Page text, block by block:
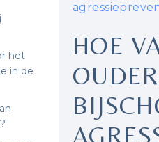
het
in de
HOE